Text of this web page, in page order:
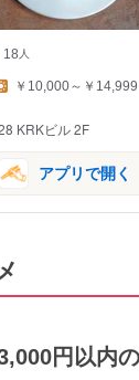
18 人
￥10,000～￥14,999
KRKビル 2F
アプリで開く
円以内